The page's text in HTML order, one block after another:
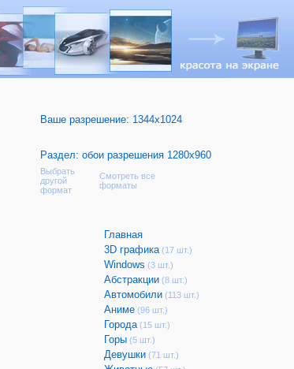
Ваше разрешение: 1344x1024
Раздел: обои разрешения 1280x960
Выбрать
другой
формат
Смотреть все
форматы
Главная
3D графика (17 шт.)
Windows (3 шт.)
Абстракции (8 шт.)
Автомобили (113 шт.)
Аниме (96 шт.)
Города (15 шт.)
Горы (5 шт.)
Девушки (71 шт.)